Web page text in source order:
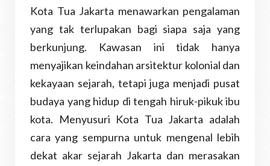
Kota Tua Jakarta menawarkan pengalaman
yang tak terlupakan bagi siapa saja yang
berkunjung. Kawasan ini tidak hanya
menyajikan keindahan arsitektur kolonial dan
kekayaan sejarah, tetapi juga menjadi pusat
budaya yang hidup di tengah hiruk-pikuk ibu
kota. Menyusuri Kota Tua Jakarta adalah
cara yang sempurna untuk mengenal lebih
dekat akar sejarah Jakarta dan merasakan